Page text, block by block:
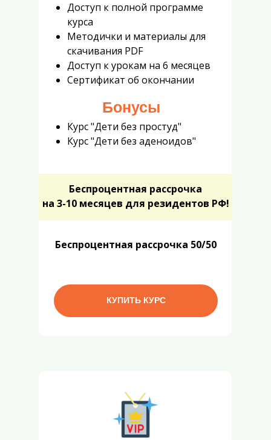
КУПИТЬ КУРС
Беспроцентная рассрочка
на 3-10 месяцев для резидентов РФ!
Доступ к полной программе
курса
Методички и материалы для
скачивания PDF
Доступ к урокам на 6 месяцев
Сертификат об окончании
Беспроцентная рассрочка 50/50
Курс "Дети без простуд"
Курс "Дети без аденоидов"
Бонусы